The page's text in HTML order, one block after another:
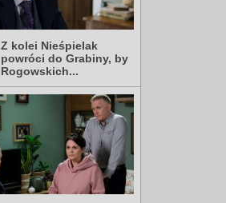
Z kolei Nieśpielak
powróci do Grabiny, by
Rogowskich...